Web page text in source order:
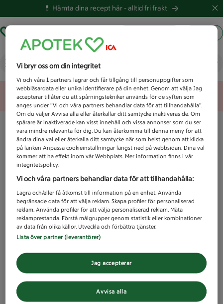
💊 Hämta dina recept här -alltid fri frakt
Vad letar du efter idag?
Unknown error
Vi bryr oss om din integritet
Vi och våra1 partners lagrar och får tillgång till personuppgifter som
webbläsardata eller unika identifierare på din enhet. Genom att välja Jag
accepterar tillåter du att spårningstekniker används för de syften som
anges under ”Vi och våra partners behandlar data för att tillhandahålla”.
Om du väljer Avvisa alla eller återkallar ditt samtycke inaktiveras de. Om
spårare är inaktiverade kan visst innehåll och vissa annonser som du ser
vara mindre relevanta för dig. Du kan återkomma till denna meny för att
ändra dina val eller återkalla ditt samtycke när som helst genom att klicka
på länken Anpassa cookieinställningar längst ned på webbsidan. Dina val
kommer att ha effekt inom vår Webbplats. Mer information finns i vår
integritetspolicy.
Vi och våra partners behandlar data för att tillhandahålla:
Lagra och/eller få åtkomst till information på en enhet. Använda
begränsade data för att välja reklam. Skapa profiler för personaliserad
reklam. Använda profiler för att välja personaliserad reklam. Mäta
reklamprestanda. Förstå målgrupper genom statistik eller kombinationer
av data från olika källor. Utveckla och förbättra tjänster.
Lista över partner (leverantörer)
Avvisa alla
Jag accepterar